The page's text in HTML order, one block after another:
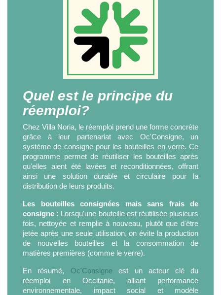
Quel est le principe du
réemploi?
Chez Villa Noria, le réemploi prend une forme concrète
grâce à leur partenariat avec Oc'Consigne, un
système de consigne pour les bouteilles en verre. Ce
programme permet de réutiliser les bouteilles après
qu'elles aient été lavées et reconditionnées, offrant
ainsi une solution durable et circulaire pour la
distribution de leurs produits.
Les bouteilles consignées mais sans frais de
consigne : Lorsqu'une bouteille est réutilisée plusieurs
fois, nettoyée et remplie à nouveau, plutôt que d'être
jetée après une seule utilisation, on évite la production
de nouvelles bouteilles et la consommation de
matières premières (comme le verre).
En résumé, Oc'Consigneest un acteur clé du
réemploi en Occitanie, alliant performance
environnementale, impact social et modèle